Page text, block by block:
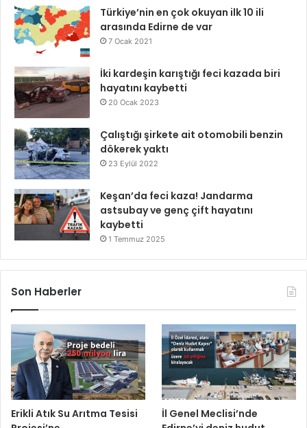
Türkiye’nin en çok okuyan ilk 10 ili
arasında Edirne de var
7 Ocak 2021
İki kardeşin karıştığı feci kazada biri
hayatını kaybetti
20 Ocak 2023
Çalıştığı şirkete ait otomobili benzin
dökerek yaktı
23 Eylül 2022
Keşan’da feci kaza! Jandarma
astsubay ve genç çift hayatını
kaybetti
1 Temmuz 2025
Son Haberler
Erikli Atık Su Arıtma Tesisi
İl Genel Meclisi’nde